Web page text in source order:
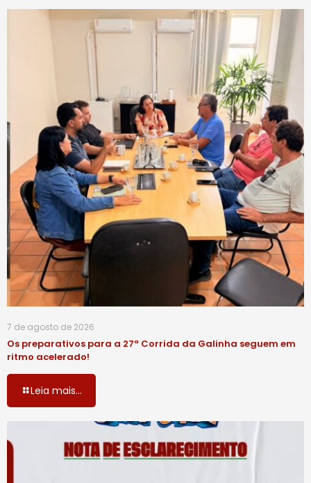
7 de agosto de 2026
Os preparativos para a 27ª Corrida da Galinha seguem em
ritmo acelerado!
Leia mais...